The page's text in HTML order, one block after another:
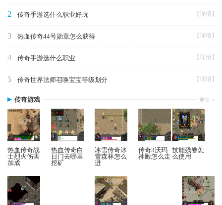
2 传奇手游选什么职业好玩 【详情】
3 热血传奇44号勋章怎么获得 【详情】
4 传奇手游选什么职业 【详情】
5 传奇世界法师召唤宝宝等级划分 【详情】
传奇游戏
热血传奇战
士烈火伤害
加成
热血传奇白
日门去哪里
挖矿
冰雪传奇冰
雪森林怎么
进
传奇3沃玛
神殿怎么走
技能残卷怎
么使用